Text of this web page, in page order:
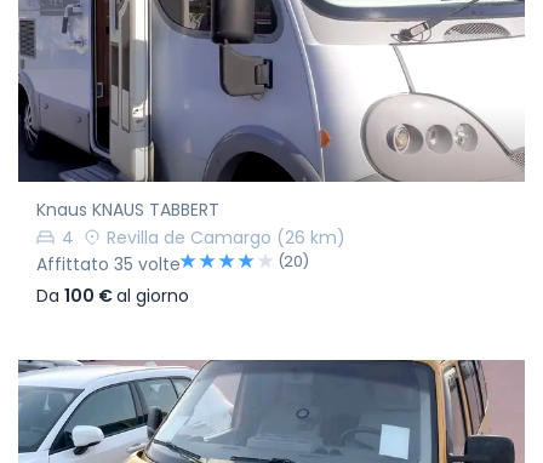
Knaus KNAUS TABBERT
4
Revilla de Camargo (26 km)
Affittato 35 volte
(20)
Da 100 €al giorno